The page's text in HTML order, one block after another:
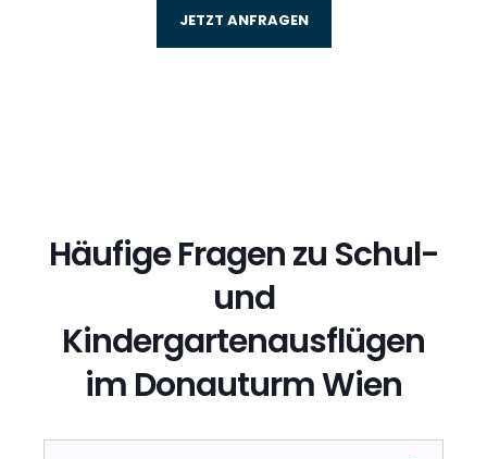
JETZT ANFRAGEN
Häufige Fragen zu Schul-
und
Kindergartenausflügen
im Donauturm Wien